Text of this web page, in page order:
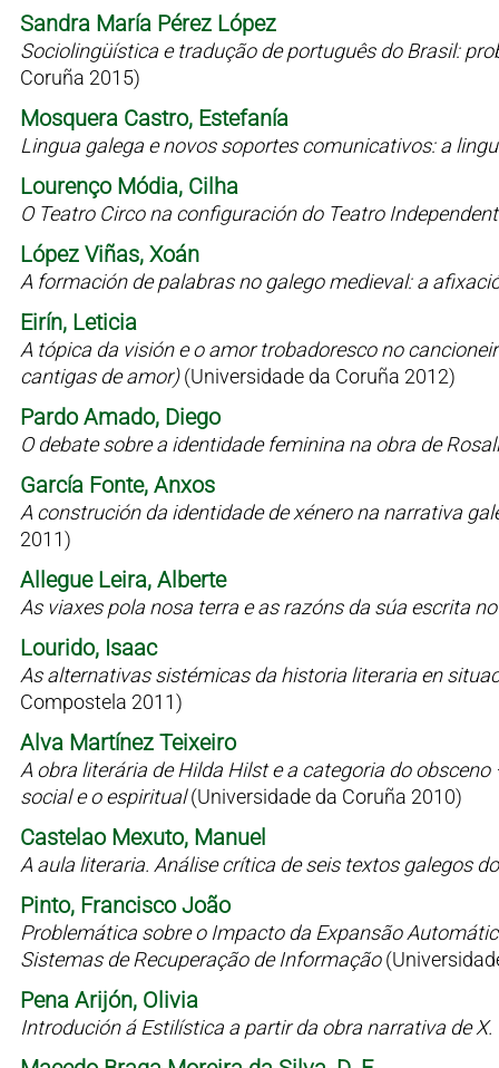
Sandra María Pérez López
Sociolingüística e tradução de português do Brasil:
Coruña 2015)
Mosquera Castro, Estefanía
Lingua galega e novos soportes comunicativos: a
Lourenço Módia, Cilha
O Teatro Circo na configuración do Teatro
López Viñas, Xoán
A formación de palabras no galego medieval: a
Eirín, Leticia
A tópica da visión e o amor trobadoresco no
cantigas de amor)(Universidade da Coruña 2012)
Pardo Amado, Diego
O debate sobre a identidade feminina na obra de
García Fonte, Anxos
A construción da identidade de xénero na narrativa
2011)
Allegue Leira, Alberte
As viaxes pola nosa terra e as razóns da súa escrita
Lourido, Isaac
As alternativas sistémicas da historia literaria en
Compostela 2011)
Alva Martínez Teixeiro
A obra literária de Hilda Hilst e a categoria do
social e o espiritual(Universidade da Coruña 2010)
Castelao Mexuto, Manuel
A aula literaria. Análise crítica de seis textos galegos
Pinto, Francisco João
Problemática sobre o Impacto da Expansão
Sistemas de Recuperação de Informação
Pena Arijón, Olivia
Introdución á Estilística a partir da obra narrativa de X.